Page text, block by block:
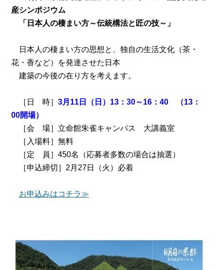
産シンポジウム
「日本人の棲まい方～伝統構法と匠の技～」
日本人の棲まい方の思想と、独自の生活文化（茶・
花・香など）を発達させた日本
建築の今後の在り方を考えます。
［日 時］ 3月11日（日）13：30～16：40 （13：
00開場）
［会 場］立命館朱雀キャンパス 大講義室
［入場料］無料
［定 員］450名（応募者多数の場合は抽選）
［申込締切］2月27日（火）必着
お申込みはコチラ≫